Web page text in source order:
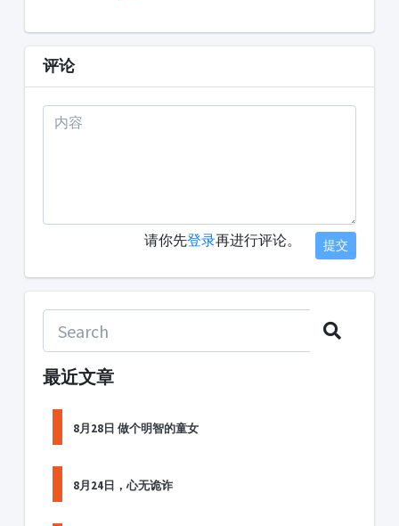
评论
请你先登录再进行评论。 提交
最近文章
8月28日 做个明智的童女
8月24日，心无诡诈